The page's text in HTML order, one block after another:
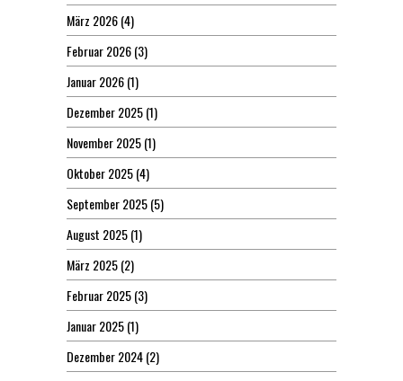
März 2026(4)
Februar 2026(3)
Januar 2026(1)
Dezember 2025(1)
November 2025(1)
Oktober 2025(4)
September 2025(5)
August 2025(1)
März 2025(2)
Februar 2025(3)
Januar 2025(1)
Dezember 2024(2)